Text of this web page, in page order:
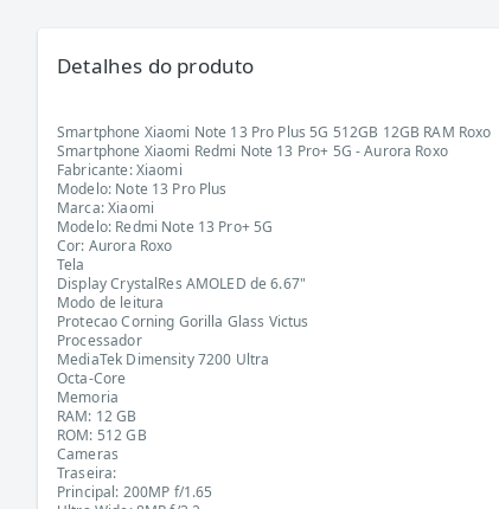
Detalhes do produto
Smartphone Xiaomi Note 13 Pro Plus 5G 512GB 12GB RAM Roxo
Smartphone Xiaomi Redmi Note 13 Pro+ 5G - Aurora Roxo
Fabricante: Xiaomi
Modelo: Note 13 Pro Plus
Marca: Xiaomi
Modelo: Redmi Note 13 Pro+ 5G
Cor: Aurora Roxo
Tela
Display CrystalRes AMOLED de 6.67"
Modo de leitura
Protecao Corning Gorilla Glass Victus
Processador
MediaTek Dimensity 7200 Ultra
Octa-Core
Memoria
RAM: 12 GB
ROM: 512 GB
Cameras
Traseira:
Principal: 200MP f/1.65